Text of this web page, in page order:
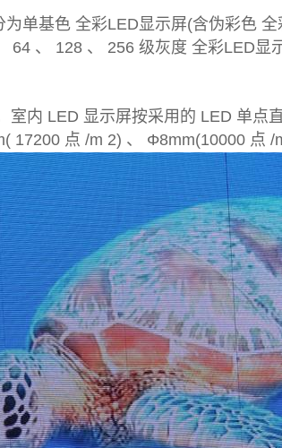
单基色 全彩LED显示屏(含伪彩色
64 、 128 、 256 级灰度 全彩LED显
室内 LED 显示屏按采用的 LED 单
17200 点 /m 2) 、 Φ8mm(10000 点 /